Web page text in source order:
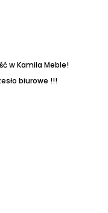
w Kamila Meble!
biurowe !!!